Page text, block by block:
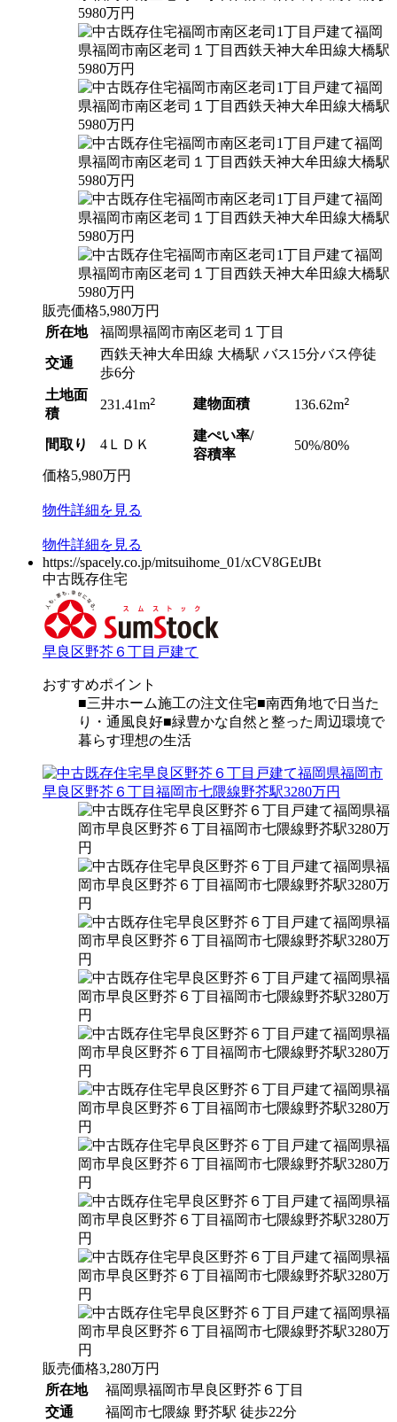
販売価格5,980万円
所在地
福岡県福岡市南区老司１丁目
交通
西鉄天神大牟田線 大橋駅 バス15分バス停徒
歩6分
土地面
積
231.41m2 建物面積 136.62m2
間取り 4ＬＤＫ
建ぺい率/
容積率
50%/80%
価格5,980万円
物件詳細を見る
物件詳細を見る
https://spacely.co.jp/mitsuihome_01/xCV8GEtJBt
中古既存住宅
早良区野芥６丁目戸建て
おすすめポイント
■三井ホーム施工の注文住宅■南西角地で日当た
り・通風良好■緑豊かな自然と整った周辺環境で
暮らす理想の生活
販売価格3,280万円
所在地
福岡県福岡市早良区野芥６丁目
交通
福岡市七隈線 野芥駅 徒歩22分